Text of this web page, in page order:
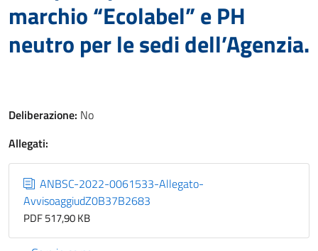
marchio “Ecolabel” e PH
neutro per le sedi dell’Agenzia.
Deliberazione: No
Allegati:
ANBSC-2022-0061533-Allegato-
AvvisoaggiudZ0B37B2683
PDF 517,90 KB